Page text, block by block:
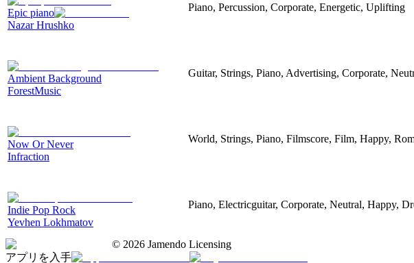
Epic piano
Nazar Hrushko
Piano, Percussion, Corporate, Energetic, Uplifting
Ambient Background
ForestMusic
Guitar, Strings, Piano, Advertising, Corporate,
Now Or Never
Infraction
World, Strings, Piano, Filmscore, Film, Happy,
Indie Pop Rock
Yevhen Lokhmatov
Piano, Electricguitar, Corporate, Neutral, Happy,
© 2026 Jamendo Licensing
アプリを入手